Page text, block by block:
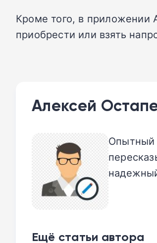
Кроме того, в приложении
приобрести или взять
Алексей
Опытный
Ещё статьи автора